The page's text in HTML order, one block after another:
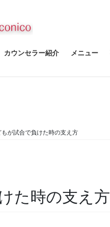
カウンセラー紹介 メニュー
もが試合で負けた時の支え方
けた時の支え方